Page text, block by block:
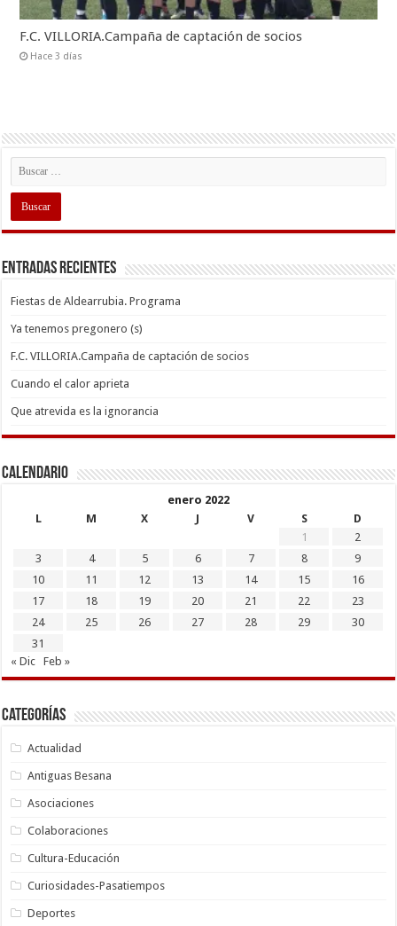
F.C. VILLORIA.Campaña de captación de socios
Hace 3 días
Entradas recientes
Fiestas de Aldearrubia. Programa
Ya tenemos pregonero (s)
F.C. VILLORIA.Campaña de captación de socios
Cuando el calor aprieta
Que atrevida es la ignorancia
Calendario
enero 2022
L
M X J V S
D
1
2
3
4 5 6 7 8
9
10
11 12 13 14 15
16
17
18 19 20 21 22
23
24
25 26 27 28 29
30
31
« Dic
Feb »
Categorías
Actualidad
Antiguas Besana
Asociaciones
Colaboraciones
Cultura-Educación
Curiosidades-Pasatiempos
Deportes